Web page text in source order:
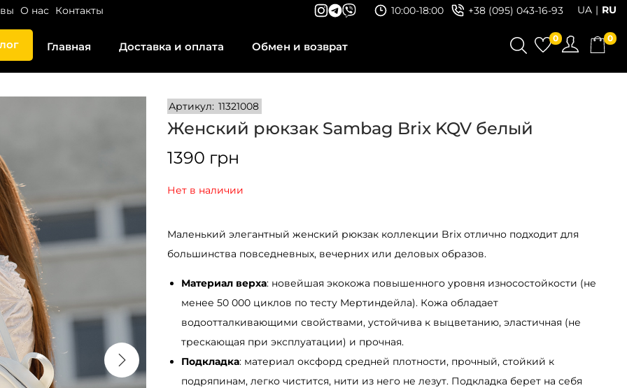
О нас Контакты 10:00-18:00 +38 (095) 043-16-93 UA RU
Главная Доставка и оплата Обмен и возврат
0 0
Артикул: 11321008
Женский рюкзак Sambag Brix KQV белый
1390 грн
Нет в наличии
Маленький элегантный женский рюкзак коллекции Brix отлично подходит для
большинства повседневных, вечерних или деловых образов.
Материал верха: новейшая экокожа повышенного уровня износостойкости (не
менее 50 000 циклов по тесту Мертиндейла). Кожа обладает
водоотталкивающими свойствами, устойчива к выцветанию, эластичная (не
трескающая при эксплуатации) и прочная.
Подкладка: материал оксфорд средней плотности, прочный, стойкий к
подряпинам, легко чистится, нити из него не лезут. Подкладка берет на себя